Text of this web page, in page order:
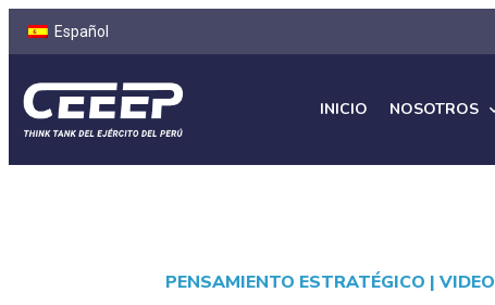
Español
INICIO NOSOTROS
PENSAMIENTO ESTRATÉGICO | VIDEO